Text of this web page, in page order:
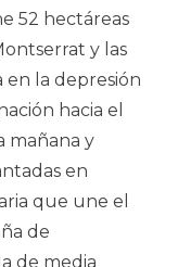
52 hectáreas
y las
en la depresión
hacia el
mañana y
en
que une el
de
de media